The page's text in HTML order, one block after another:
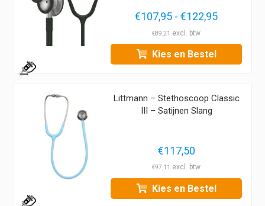
1
€107,95 - €122,95
tot
€122,95
€89,21
Kies en Bestel
1
Littmann – Stethoscoop Classic
III – Satijnen Slang
€117,50
€97,11
Kies en Bestel